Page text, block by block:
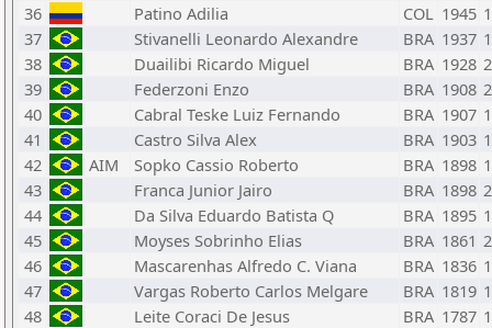
36
Patino Adilia COL 1945
37
Stivanelli Leonardo Alexandre BRA 1937
38
Duailibi Ricardo Miguel BRA 1928
39
Federzoni Enzo BRA 1908
40
Cabral Teske Luiz Fernando BRA 1907
41
Castro Silva Alex BRA 1903
42
AIM Sopko Cassio Roberto BRA 1898
43
Franca Junior Jairo BRA 1898
44
Da Silva Eduardo Batista Q BRA 1895
45
Moyses Sobrinho Elias BRA 1861
46
Mascarenhas Alfredo C. Viana BRA 1836
47
Vargas Roberto Carlos Melgare BRA 1819
48
Leite Coraci De Jesus BRA 1787